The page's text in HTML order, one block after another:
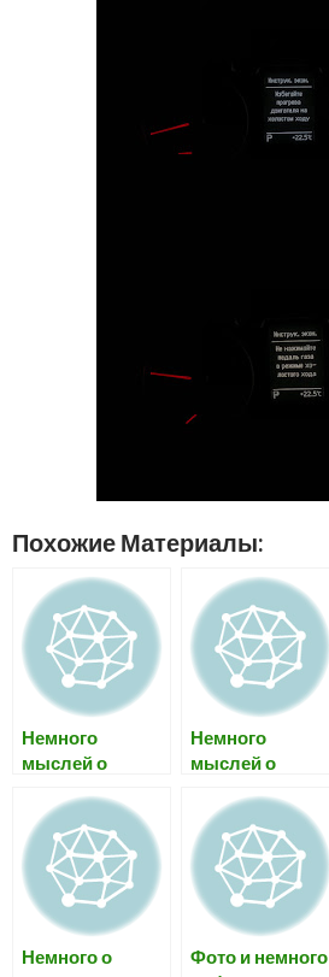
Похожие Материалы:
Немного
мыслей о
Немного
мыслей о
Shams Alam
Немного о
Фото и немного